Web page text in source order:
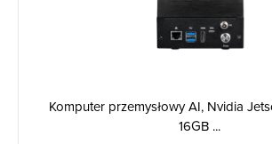
Komputer przemysłowy AI, Nvidia
16GB ...